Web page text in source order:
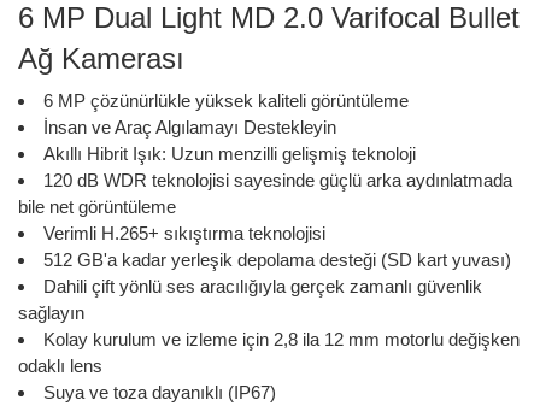
6 MP Dual Light MD 2.0 Varifocal Bullet
Ağ Kamerası
6 MP çözünürlükle yüksek kaliteli görüntüleme
İnsan ve Araç Algılamayı Destekleyin
Akıllı Hibrit Işık: Uzun menzilli gelişmiş teknoloji
120 dB WDR teknolojisi sayesinde güçlü arka aydınlatmada
bile net görüntüleme
Verimli H.265+ sıkıştırma teknolojisi
512 GB'a kadar yerleşik depolama desteği (SD kart yuvası)
Dahili çift yönlü ses aracılığıyla gerçek zamanlı güvenlik
sağlayın
Kolay kurulum ve izleme için 2,8 ila 12 mm motorlu değişken
odaklı lens
Suya ve toza dayanıklı (IP67)